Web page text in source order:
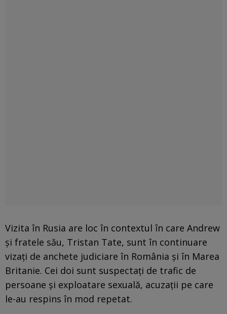
Vizita în Rusia are loc în contextul în care Andrew
și fratele său, Tristan Tate, sunt în continuare
vizați de anchete judiciare în România și în Marea
Britanie. Cei doi sunt suspectați de trafic de
persoane și exploatare sexuală, acuzații pe care
le-au respins în mod repetat.